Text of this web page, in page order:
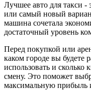
Лучшее авто для такси -
или самый новый
машина сочетала
достаточный уровень
Перед покупкой или
каком городе вы будете
использовать и сколько
смену. Это поможет
максимальную прибыль